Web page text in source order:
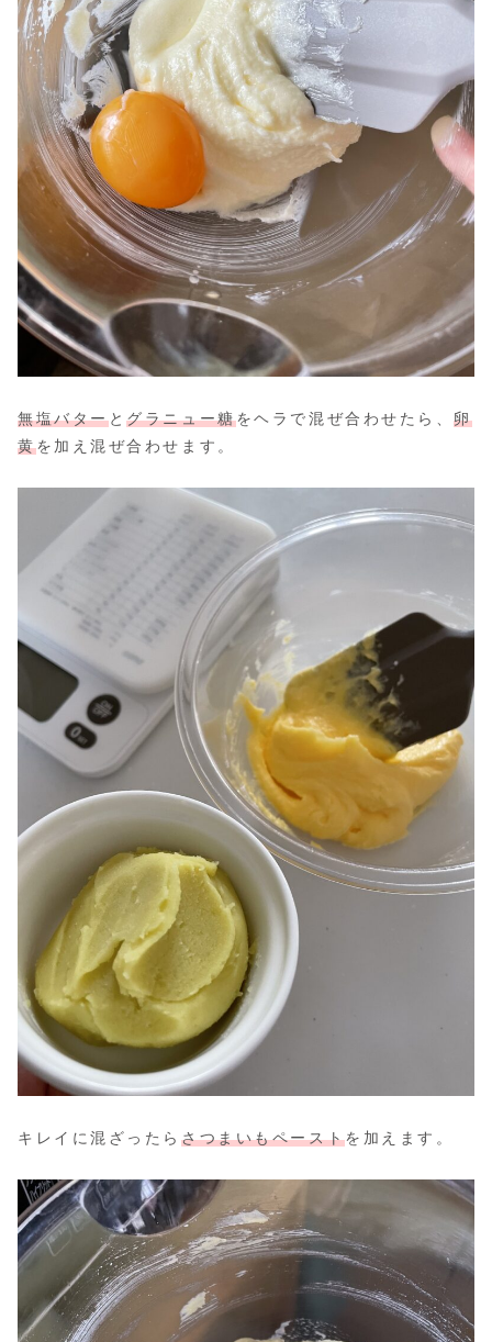
無塩バターとグラニュー糖をヘラで混ぜ合わせたら、卵
黄を加え混ぜ合わせます。
キレイに混ざったらさつまいもペーストを加えます。